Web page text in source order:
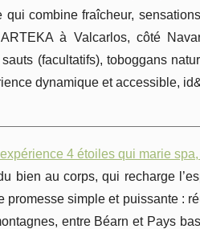
qui combine fraîcheur,
à Valcarlos, côté
(facultatifs), toboggans
dynamique et accessible,
4 étoiles qui marie
bien au corps, qui recharge
simple et puissante :
entre Béarn et Pays